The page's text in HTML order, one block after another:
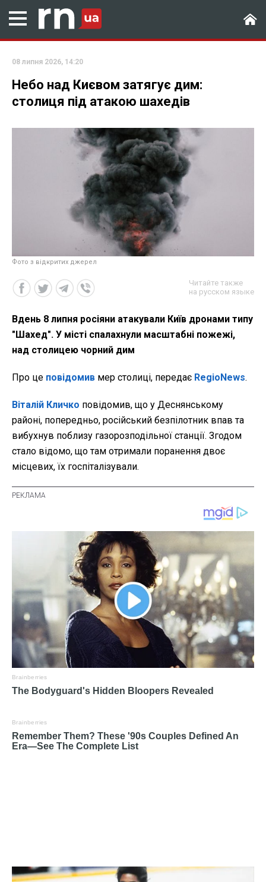
08 липня 2026, 14:20
Небо над Києвом затягує дим:
столиця під атакою шахедів
Фото з відкритих джерел
Читайте также
на русском языке
Вдень 8 липня росіяни атакували Київ дронами типу
"Шахед". У місті спалахнули масштабні пожежі,
над столицею чорний дим
Про це повідомив мер столиці, передає RegioNews.
Віталій Кличко повідомив, що у Деснянському
районі, попередньо, російський безпілотник впав та
вибухнув поблизу газорозподільної станції. Згодом
стало відомо, що там отримали поранення двоє
місцевих, їх госпіталізували.